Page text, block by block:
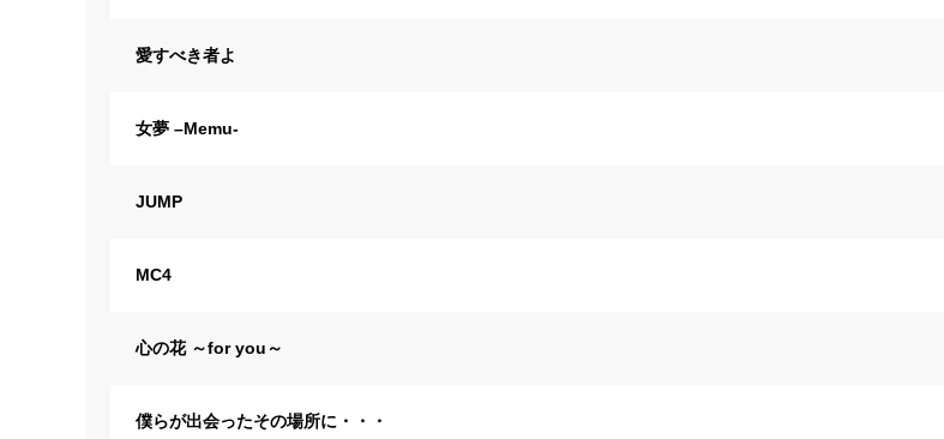
愛すべき者よ
女夢 –Memu-
JUMP
MC4
心の花 ～for you～
僕らが出会ったその場所に・・・